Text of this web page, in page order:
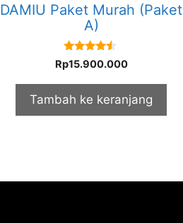
DAMIU Paket Murah (Paket
A)
4.33
out of 5
Rp15.900.000
Tambah ke keranjang